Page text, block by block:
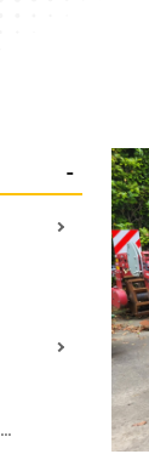
BENNES - TRACTEURS - CHARIOTS ÉLÉVATEURS - MOISSONNEUSES-BATTEUSES